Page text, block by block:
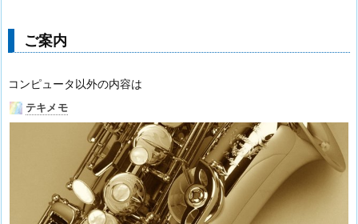
ご案内
コンピュータ以外の内容は